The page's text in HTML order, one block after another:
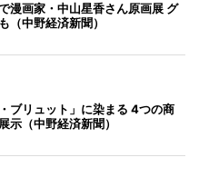
漫画家・中山星香さん原画展 グ
（中野経済新聞）
ブリュット」に染まる 4つの商
示（中野経済新聞）